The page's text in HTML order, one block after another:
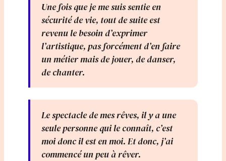
Une fois que je me suis sentie en
sécurité de vie, tout de suite est
revenu le besoin d’exprimer
l’artistique, pas forcément d’en faire
un métier mais de jouer, de danser,
de chanter.
Le spectacle de mes rêves, il y a une
seule personne qui le connaît, c’est
moi donc il est en moi. Et donc, j’ai
commencé un peu à rêver.